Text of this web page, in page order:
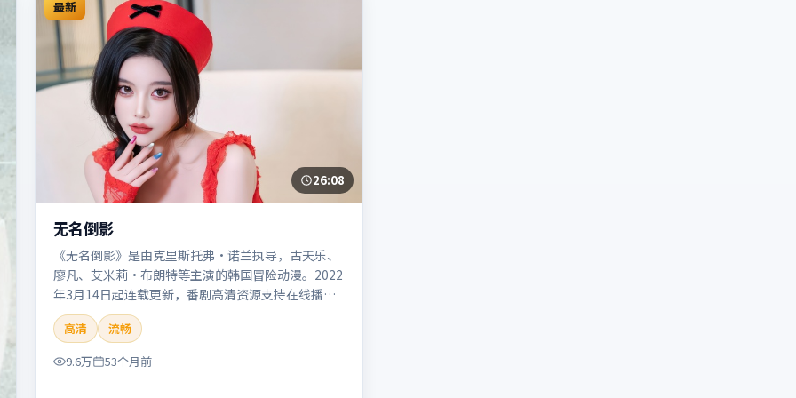
最新
26:08
无名倒影
《无名倒影》是由克里斯托弗·诺兰执导，古天乐、
廖凡、艾米莉·布朗特等主演的韩国冒险动漫。2022
年3月14日起连载更新，番剧高清资源支持在线播
放。剧情与看点：旅程险象环生，奇观与友情并行，
带来沉浸式探险体验。本片适合检索「无名倒影」
「克里斯托弗·诺兰」「冒险」「韩国」「2022」
「2022-03-14上映」等关键词的影迷阅读简介与主创
高清
流畅
9.6万
53个月前